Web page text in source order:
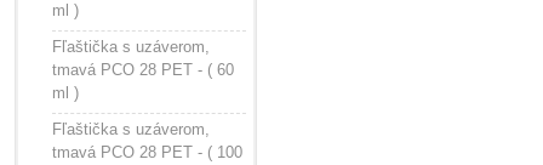
ml )
Fľaštička s uzáverom,
tmavá PCO 28 PET - ( 60
ml )
Fľaštička s uzáverom,
tmavá PCO 28 PET - ( 100